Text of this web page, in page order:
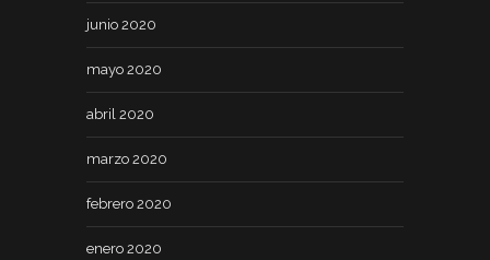
junio 2020
mayo 2020
abril 2020
marzo 2020
febrero 2020
enero 2020